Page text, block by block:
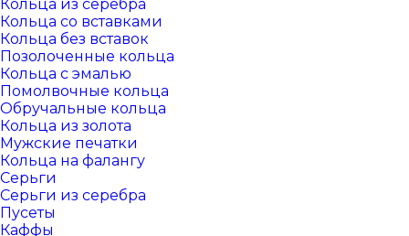
Кольца из серебра
Кольца со вставками
Кольца без вставок
Позолоченные кольца
Кольца с эмалью
Помолвочные кольца
Обручальные кольца
Кольца из золота
Мужские печатки
Кольца на фалангу
Серьги
Серьги из серебра
Пусеты
Каффы